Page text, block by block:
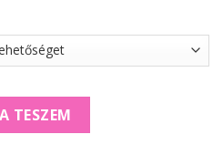
ING *pistacchio* mennyiség
TESZEM